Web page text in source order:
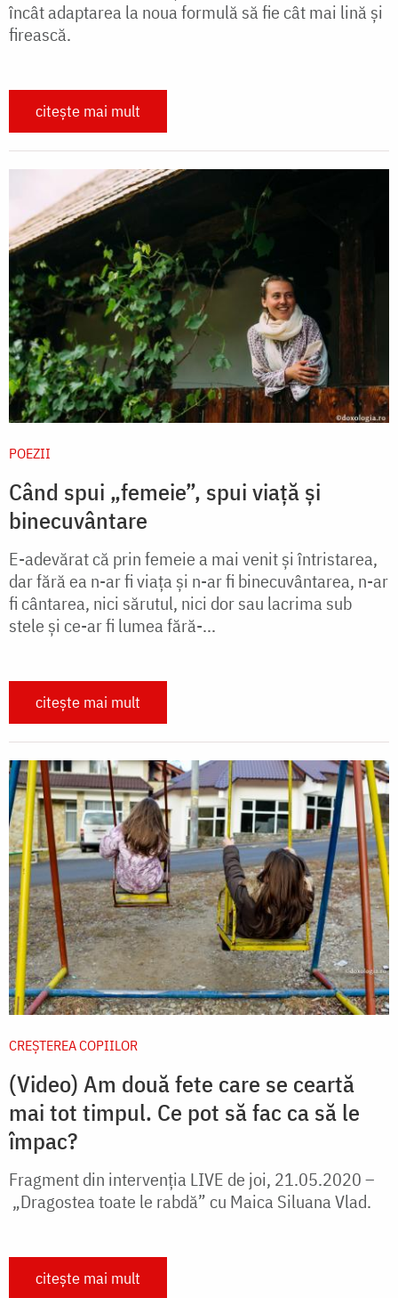
încât adaptarea la noua formulă să fie cât mai lină și
firească.
citește mai mult
POEZII
Când spui „femeie”, spui viață și
binecuvântare
E-adevărat că prin femeie a mai venit și întristarea,
dar fără ea n-ar fi viața și n-ar fi binecuvântarea, n-ar
fi cântarea, nici sărutul, nici dor sau lacrima sub
stele și ce-ar fi lumea fără-...
citește mai mult
CREŞTEREA COPIILOR
(Video) Am două fete care se ceartă
mai tot timpul. Ce pot să fac ca să le
împac?
Fragment din intervenția LIVE de joi, 21.05.2020 –
„Dragostea toate le rabdă” cu Maica Siluana Vlad.
citește mai mult